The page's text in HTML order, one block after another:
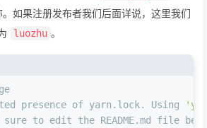
如果注册发布者我们后面详说，这里我们
luozhu 。
presence of yarn.lock. Using
sure to edit the README.md file